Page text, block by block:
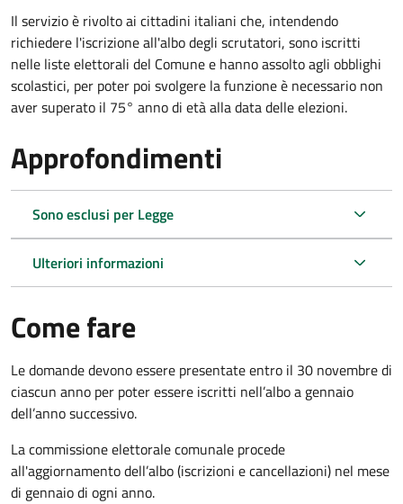
Il servizio è rivolto ai cittadini italiani che, intendendo
richiedere l'iscrizione all'albo degli scrutatori, sono iscritti
nelle liste elettorali del Comune e hanno assolto agli obblighi
scolastici, per poter poi svolgere la funzione è necessario non
aver superato il 75° anno di età alla data delle elezioni.
Approfondimenti
Sono esclusi per Legge
Ulteriori informazioni
Come fare
Le domandedevono essere presentate entro il 30 novembre di
ciascun anno per poter essere iscritti nell’albo a gennaio
dell’anno successivo.
La commissione elettorale comunale procede
all'aggiornamento dell’albo (iscrizioni e cancellazioni) nel mese
di gennaio di ogni anno.